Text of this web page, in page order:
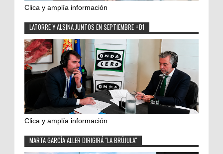
Clica y amplía información
LATORRE Y ALSINA JUNTOS EN SEPTIEMBRE +D1
Clica y amplía información
MARTA GARCÍA ALLER DIRIGIRÁ "LA BRÚJULA"